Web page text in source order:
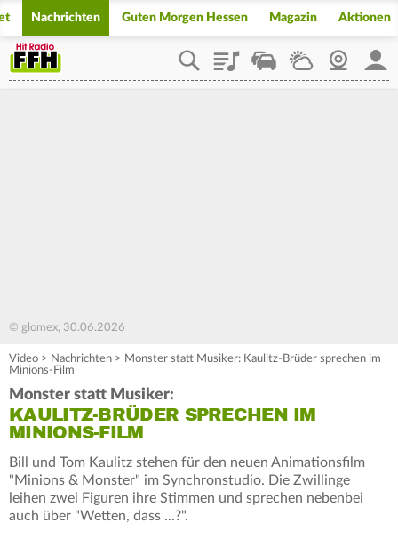
Nachrichten Guten Morgen Hessen Magazin Aktionen
PlaylistStaupilotWetterWebcam
© glomex, 30.06.2026
Video > Nachrichten > Monster statt Musiker: Kaulitz-Brüder sprechen im
Minions-Film
Monster statt Musiker:
KAULITZ-BRÜDER SPRECHEN IM
MINIONS-FILM
Bill und Tom Kaulitz stehen für den neuen Animationsfilm
"Minions & Monster" im Synchronstudio. Die Zwillinge
leihen zwei Figuren ihre Stimmen und sprechen nebenbei
auch über "Wetten, dass ...?".